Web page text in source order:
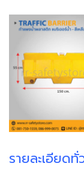
รายละเอียดทั่